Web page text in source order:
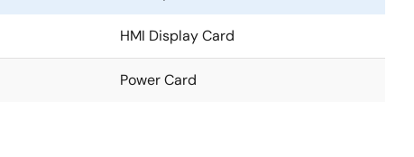
HMI Display Card
Power Card